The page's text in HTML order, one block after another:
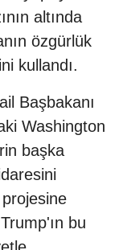
altında
özgürlük
kullandı.
Başbakanı
Washington
başka
bu